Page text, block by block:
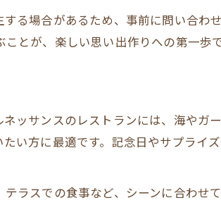
る場合があるため、事前に問い合わ
とが、楽しい思い出作りへの第一歩
ッサンスのレストランには、海やガ
い方に最適です。記念日やサプライ
ラスでの食事など、シーンに合わせ